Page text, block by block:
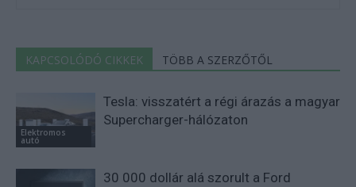
KAPCSOLÓDÓ CIKKEK TÖBB A SZERZŐTŐL
Elektromos
autó
Tesla: visszatért a régi árazás a magyar
Supercharger-hálózaton
30 000 dollár alá szorult a Ford